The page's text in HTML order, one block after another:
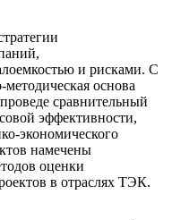
и рисками. С
методическая основа
сравнительный
эффективности,
экономического
намечены
оценки
в отраслях ТЭК.